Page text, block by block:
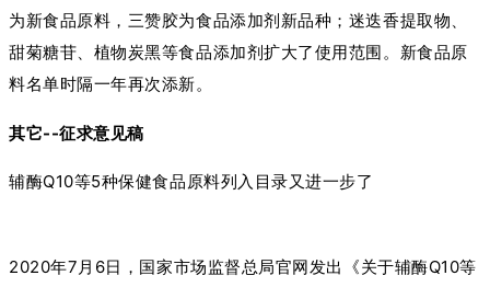
为新食品原料，三赞胶为食品添加剂新品种；迷迭香提取物、
甜菊糖苷、植物炭黑等食品添加剂扩大了使用范围。新食品原
料名单时隔一年再次添新。
其它--征求意见稿
辅酶Q10等5种保健食品原料列入目录又进一步了
2020年7月6日，国家市场监督总局官网发出《关于辅酶Q10等